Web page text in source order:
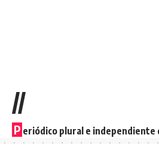
//
P eriódico plural e independiente